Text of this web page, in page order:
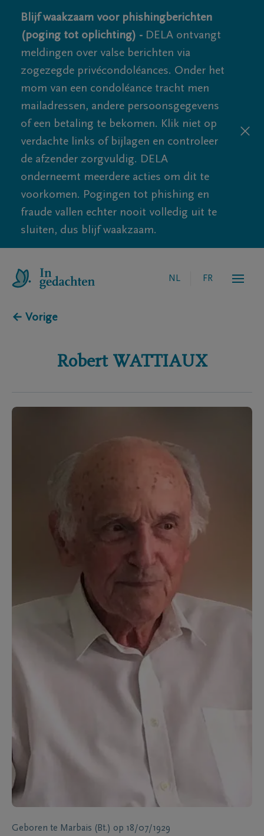
Blijf waakzaam voor phishingberichten
(poging tot oplichting) - DELA ontvangt
meldingen over valse berichten via
zogezegde privécondoléances. Onder het
mom van een condoléance tracht men
mailadressen, andere persoonsgegevens
of een betaling te bekomen. Klik niet op
verdachte links of bijlagen en controleer
de afzender zorgvuldig. DELA
onderneemt meerdere acties om dit te
voorkomen. Pogingen tot phishing en
fraude vallen echter nooit volledig uit te
sluiten, dus blijf waakzaam.
NL FR
← Vorige
Robert WATTIAUX
Geboren te Marbais (Bt.) op 18/07/1929